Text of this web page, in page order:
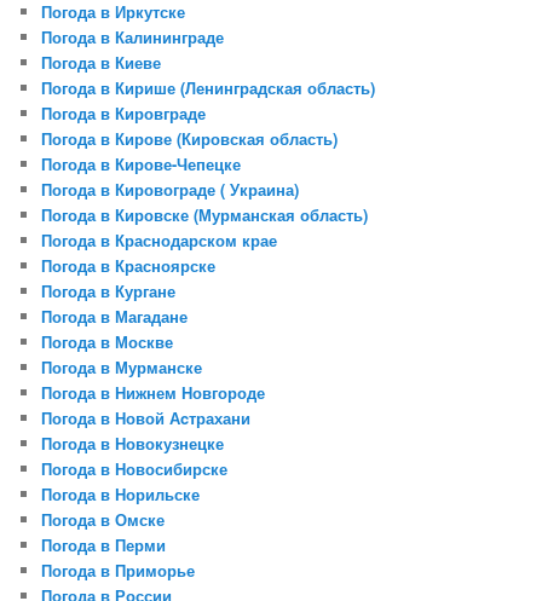
Погода в Иркутске
Погода в Калининграде
Погода в Киеве
Погода в Кирише (Ленинградская область)
Погода в Кировграде
Погода в Кирове (Кировская область)
Погода в Кирове-Чепецке
Погода в Кировограде ( Украина)
Погода в Кировске (Мурманская область)
Погода в Краснодарском крае
Погода в Красноярске
Погода в Кургане
Погода в Магадане
Погода в Москве
Погода в Мурманске
Погода в Нижнем Новгороде
Погода в Новой Аcтрахани
Погода в Новокузнецке
Погода в Новосибирске
Погода в Норильске
Погода в Омске
Погода в Перми
Погода в Приморье
Погода в России